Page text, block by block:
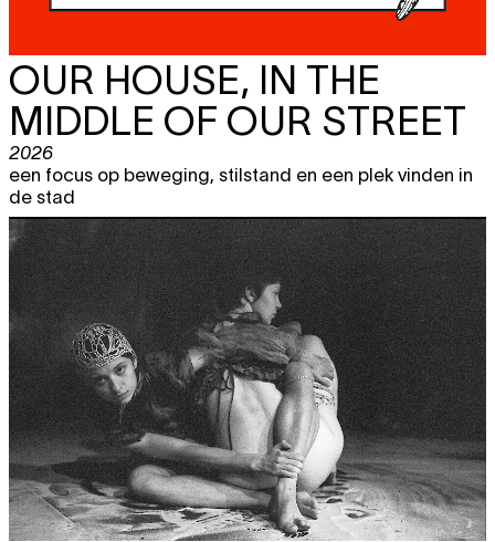
OUR HOUSE, IN THE
MIDDLE OF OUR STREET
2026
een focus op beweging, stilstand en een plek vinden in
de stad